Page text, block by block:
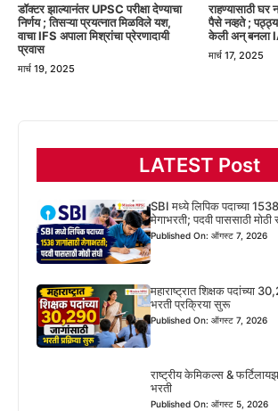
डॉक्टर झाल्यानंतर UPSC परीक्षा देण्याचा
निर्णय ; तिसऱ्या प्रयत्नात मिळविले यश,
वाचा IFS अपाला मिश्रांचा प्रेरणादायी
प्रवास
मार्च 19, 2025
राहण्यासाठी घर
पैसे नव्हते ;
केली अन् बनला
मार्च 17, 2025
LATEST Post
SBI मध्ये लिपिक पदाच्या 1538
मेगाभरती; पदवी पाससाठी मोठी
Published On: ऑगस्ट 7, 2026
महाराष्ट्रात शिक्षक पदांच्या
भरती प्रक्रिया सुरू
Published On: ऑगस्ट 7, 2026
राष्ट्रीय केमिकल्स &
भरती
Published On: ऑगस्ट 5, 2026